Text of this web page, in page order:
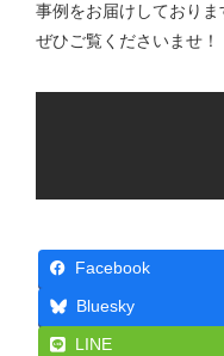
事例をお届けしておりま
ぜひご覧くださいませ！
Facebook
Bluesky
LINE